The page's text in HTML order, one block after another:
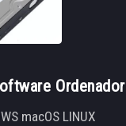
Ordenador
macOS LINUX